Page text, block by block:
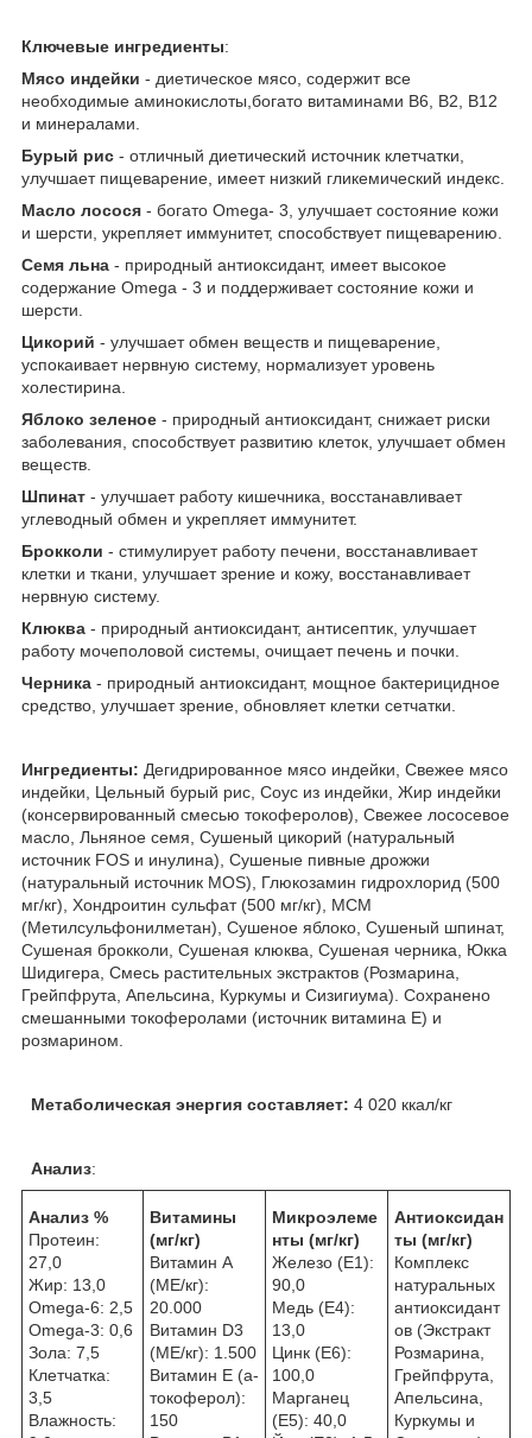
Ключевые ингредиенты:
Мясо индейки - диетическое мясо, содержит все
необходимые аминокислоты,богато витаминами В6, В2, В12
и минералами.
Бурый рис - отличный диетический источник клетчатки,
улучшает пищеварение, имеет низкий гликемический индекс.
Масло лосося - богато Omega- 3, улучшает состояние кожи
и шерсти, укрепляет иммунитет, способствует пищеварению.
Семя льна - природный антиоксидант, имеет высокое
содержание Omega - 3 и поддерживает состояние кожи и
шерсти.
Цикорий - улучшает обмен веществ и пищеварение,
успокаивает нервную систему, нормализует уровень
холестирина.
Яблоко зеленое - природный антиоксидант, снижает риски
заболевания, способствует развитию клеток, улучшает обмен
веществ.
Шпинат - улучшает работу кишечника, восстанавливает
углеводный обмен и укрепляет иммунитет.
Брокколи - стимулирует работу печени, восстанавливает
клетки и ткани, улучшает зрение и кожу, восстанавливает
нервную систему.
Клюква - природный антиоксидант, антисептик, улучшает
работу мочеполовой системы, очищает печень и почки.
Черника - природный антиоксидант, мощное бактерицидное
средство, улучшает зрение, обновляет клетки сетчатки.
Ингредиенты: Дегидрированное мясо индейки, Свежее мясо
индейки, Цельный бурый рис, Соус из индейки, Жир индейки
(консервированный смесью токоферолов), Свежее лососевое
масло, Льняное семя, Сушеный цикорий (натуральный
источник FOS и инулина), Cушеные пивные дрожжи
(натуральный источник MOS), Глюкозамин гидрохлорид (500
мг/кг), Хондроитин сульфат (500 мг/кг), МСМ
(Метилсульфонилметан), Cушеное яблоко, Cушеный шпинат,
Cушеная брокколи, Cушеная клюква, Cушеная черника, Юкка
Шидигера, Смесь растительных экстрактов (Розмарина,
Грейпфрута, Апельсина, Куркумы и Сизигиума). Сохранено
смешанными токоферолами (источник витамина Е) и
розмарином.
Метаболическая энергия составляет: 4 020 ккал/кг
Анализ:
Анализ %
Протеин:
27,0
Жир: 13,0
Omega-6: 2,5
Omega-3: 0,6
Зола: 7,5
Клетчатка:
3,5
Влажность:
Витамины
(мг/кг)
Витамин A
(МЕ/кг):
20.000
Витамин D3
(МЕ/кг): 1.500
Витамин E (a-
токоферол):
150
Микроэлеме
нты (мг/кг)
Железо (E1):
90,0
Медь (Е4):
13,0
Цинк (E6):
100,0
Марганец
(E5): 40,0
Антиоксидан
ты (мг/кг)
Комплекс
натуральных
антиоксидант
ов (Экстракт
Розмарина,
Грейпфрута,
Апельсина,
Куркумы и